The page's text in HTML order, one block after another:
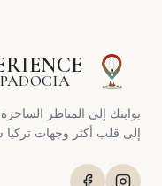
بوابتك إلى المناظر
إلى قلب أكثر وجهات تركيا